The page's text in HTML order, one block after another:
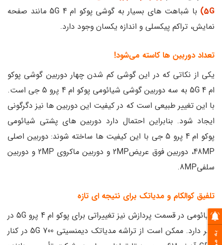
5G)
با شباهت های بسیار به گوشی پوکو ام 4 5G مانند صفحه
نمایش، تراکم پیکسلی و اندازه یکسان وجود دارد.
تعداد دوربین ها کاسته می‌شود!
یکی از نکاتی که در این گوشی کم شدن چهار دوربین گوشی پوکو
ام 4 5G به سه دوربین گوشی شیائومی پوکو ام 4 پرو 5 جی است.
با این تغییر طبیعی است که در کیفیت این دوربین ها نیز دگرگونی
ایجاد شود. بنابراین احتمال دارد دوربین های پشتی شیائومی
پوکو ام 4 پرو 5 جی با این کیفیت ها ساخته شوند: دوربین اصلی
48MP، دوربین فوق عریض2MP و دوربین ماکروی 2MP و دوربین
سلفی8MP.
تلفیق کوالکام و مدیاتک برای نتیجه ای تازه
شیائومی در قسمت پردازش نیز تغییراتی برای پوکو ام 4 پرو 5G در
نظر دارد. ممکن است از تراشه مدیاتک دیمنسیتی 700 5G در کنار